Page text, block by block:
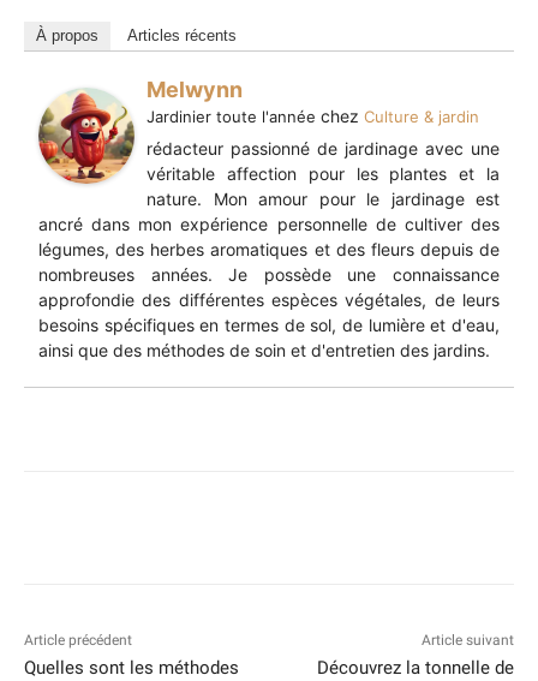
À propos Articles récents
Melwynn
Jardinier toute l'année chez Culture & jardin
rédacteur passionné de jardinage avec une
véritable affection pour les plantes et la
nature. Mon amour pour le jardinage est
ancré dans mon expérience personnelle de cultiver des
légumes, des herbes aromatiques et des fleurs depuis de
nombreuses années. Je possède une connaissance
approfondie des différentes espèces végétales, de leurs
besoins spécifiques en termes de sol, de lumière et d'eau,
ainsi que des méthodes de soin et d'entretien des jardins.
Article précédent
Quelles sont les méthodes
Article suivant
Découvrez la tonnelle de